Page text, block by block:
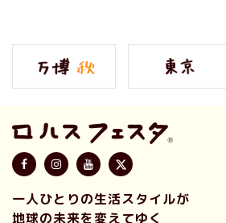
一人ひとりの生活スタイルが
地球の未来を変えてゆく